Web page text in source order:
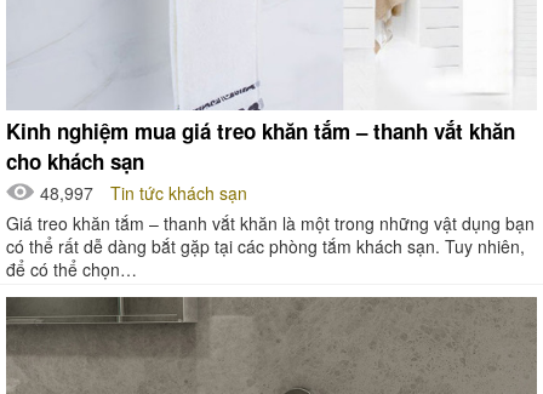
Kinh nghiệm mua giá treo khăn tắm – thanh vắt khăn
cho khách sạn
48,997
Tin tức khách sạn
Giá treo khăn tắm – thanh vắt khăn là một trong những vật dụng bạn
có thể rất dễ dàng bắt gặp tại các phòng tắm khách sạn. Tuy nhiên,
để có thể chọn…